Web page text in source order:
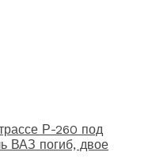
Р-260 под
ВАЗ погиб, двое